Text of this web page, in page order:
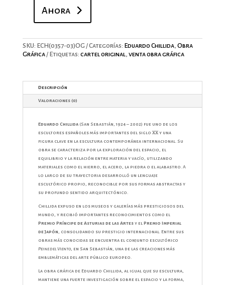
1982
cantidad
Ahora
SKU: ECH(0357-03)OG Categorías: Eduardo Chillida, Obra
Gráfica
Etiquetas: cartel original, venta obra gráfica
Descripción
Valoraciones (0)
Eduardo Chillida(San Sebastián, 1924 – 2002) fue uno de los
escultores españoles más importantes del siglo XX y una
figura clave en la escultura contemporánea internacional. Su
obra se caracteriza por la exploración del espacio, el
equilibrio y la relación entre materia y vacío, utilizando
materiales como el hierro, el acero, la piedra o el alabastro. A
lo largo de su trayectoria desarrolló un lenguaje
escultórico propio, reconocible por sus formas abstractas y
su profundo sentido arquitectónico.
Chillida expuso en los museos y galerías más prestigiosos del
mundo, y recibió importantes reconocimientos como el
Premio Príncipe de Asturias de las Artesy el Premio Imperial
de Japón , consolidando su prestigio internacional. Entre sus
obras más conocidas se encuentra el conjunto escultórico
Peine del Viento, en San Sebastián, una de las creaciones más
emblemáticas del arte público europeo.
La obra gráfica de Eduardo Chillida, al igual que su escultura,
mantiene una fuerte investigación sobre el espacio y la forma,